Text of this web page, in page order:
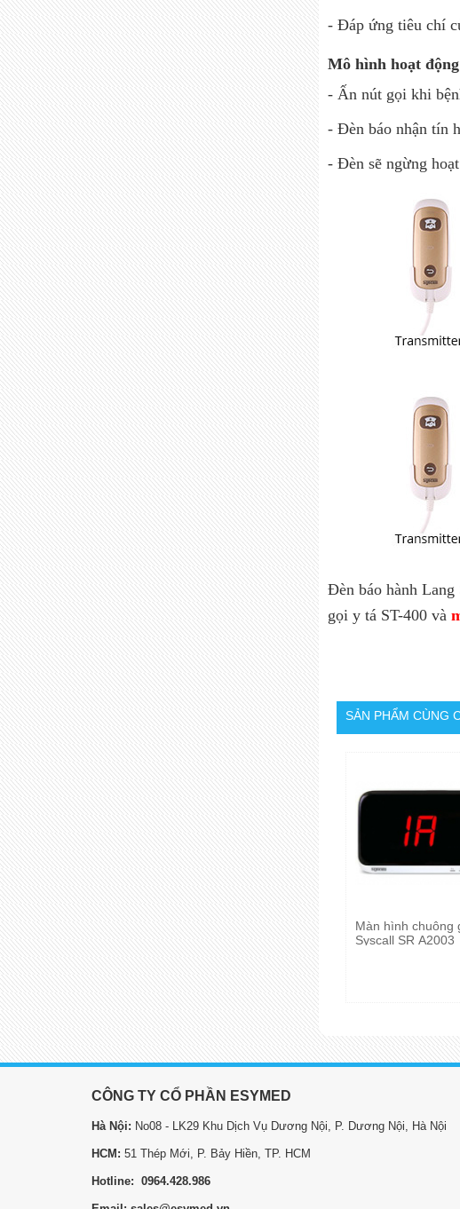
- Đáp ứng tiêu chí
Mô hình hoạt
- Ấn nút gọi khi
- Đèn báo nhận tín
- Đèn sẽ ngừng
Đèn báo hành
gọi y tá ST-400 và
SẢN PHẨM CÙNG
Màn hình chuông
Syscall SR A2003
CÔNG TY CỔ PHẦN ESYMED
Hà Nội: No08 - LK29 Khu Dịch Vụ Dương Nội, P. Dương Nội, Hà Nội
HCM: 51 Thép Mới, P. Bảy Hiền, TP. HCM
Hotline: 0964.428.986